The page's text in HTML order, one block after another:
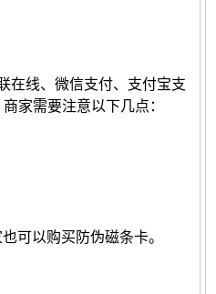
在线、微信支付、支付宝支
家需要注意以下几点：
可以购买防伪磁条卡。